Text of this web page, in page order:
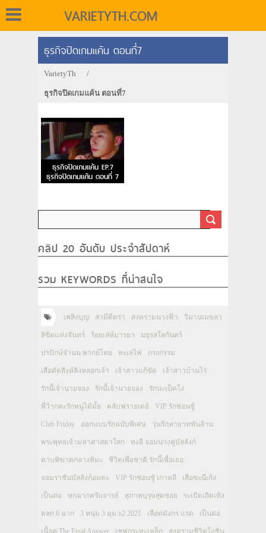
VARIETYTH.COM
ธุรกิจปิดเกมแค้น ตอนที่7
VarietyTh /
ธุรกิจปิดเกมแค้น ตอนที่7
ธุรกิจปิดเกมแค้น EP.7
ธุรกิจปิดเกมแค้น ตอนที่ 7
คลิป 20 อันดับ ประจำสัปดาห์
รวม KEYWORDS ที่น่าสนใจ
เพลิงบุญ สามีตีตรา สงครามนางฟ้า วิมานเมขลา
ลิขิตแห่งจันทร์ ร้อยเล่ห์มารยา มธุรสโลกันตร์
ปรปักษ์จำนน พากย์ไทย ทะเลไฟ กรงกรรม
เสือตัดสิงห์ลิงหลอกเจ้า เจ้าสาวแก้ขัด เจ้าสาวบ้านไร่
รักนี้เจ้านายจอง รักนี้เจ้านายจอง รักนะเป็ดโง่
พี่ว้ากคะรักหนูได้มั้ย คลับฟรายเดย์ VIP รักซ่อนชู้
Club Friday ออกแบบรักฉบับพิเศษ วุ่นรักทายาทพันล้าน
พระพุทธเจ้ามหาศาสดาโลก ทงอี จอมนางคู่บัลลังก์
ดาบพิฆาตกลางหิมะ ชีวิตเพื่อชาติ รักนี้เพื่อเธอ
จอมราชันบัลลังก์อมตะ VIP รักซ่อนชู้ เกาหลี เสือชะนีเก้ง
เป็นต่อ หกฉากครับจารย์ สุภาพบุรุษสุดซอย ระเบิดเถิดเทิง
ตลก 6 ฉาก 3 หนุ่ม 3 มุม x2 2021 เลือดมังกร แรด เป็นต่อ
เนื้อคู่ The Final Answer เชฟกระทะเหล็ก สงครามชีวิตโอชิน